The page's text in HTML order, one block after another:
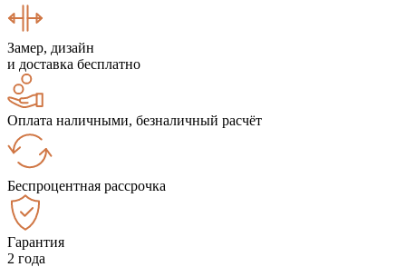
Замер, дизайн
и доставка бесплатно
Оплата наличными, безналичный расчёт
Беспроцентная рассрочка
Гарантия
2 года